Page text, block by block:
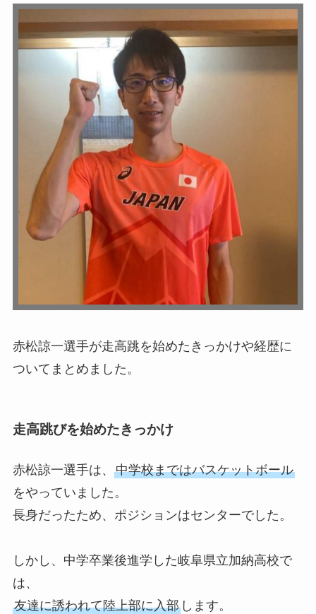
赤松諒一選手が走高跳を始めたきっかけや経歴に
ついてまとめました。
走高跳びを始めたきっかけ
赤松諒一選手は、 中学校まではバスケットボール
をやっていました。
長身だったため、ポジションはセンターでした。
しかし、中学卒業後進学した岐阜県立加納高校で
は、
友達に誘われて陸上部に入部します。